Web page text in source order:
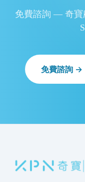
免費諮詢 — 奇寶
免費諮詢 →